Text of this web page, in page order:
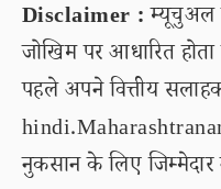
Disclaimer :म्यूचुअल
जोखिम पर आधारित
पहले अपने वित्तीय
नुकसान के लिए जिम्मेदार